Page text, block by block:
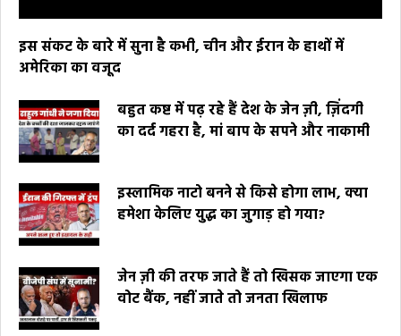
इस संकट के बारे में सुना है कभी, चीन और ईरान के हाथों में
अमेरिका का वजूद
बहुत कष्ट में पढ़ रहे हैं देश के जेन ज़ी, ज़िंदगी
का दर्द गहरा है, मां बाप के सपने और नाकामी
इस्लामिक नाटो बनने से किसे होगा लाभ, क्या
हमेशा केलिए युद्ध का जुगाड़ हो गया?
जेन ज़ी की तरफ जाते हैं तो खिसक जाएगा एक
वोट बैंक, नहीं जाते तो जनता खिलाफ